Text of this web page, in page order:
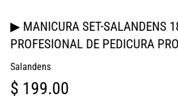
▶ MANICURA SET-SALANDENS
PROFESIONAL DE PEDICURA
Salandens
$ 199.00